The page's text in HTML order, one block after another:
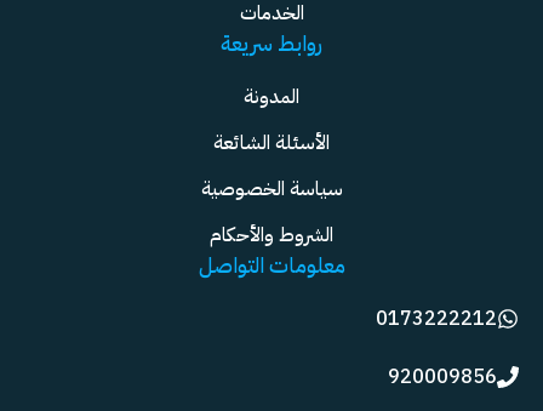
الخدمات
روابط سريعة
المدونة
الأسئلة الشائعة
سياسة الخصوصية
الشروط والأحكام
معلومات التواصل
0173222212
920009856